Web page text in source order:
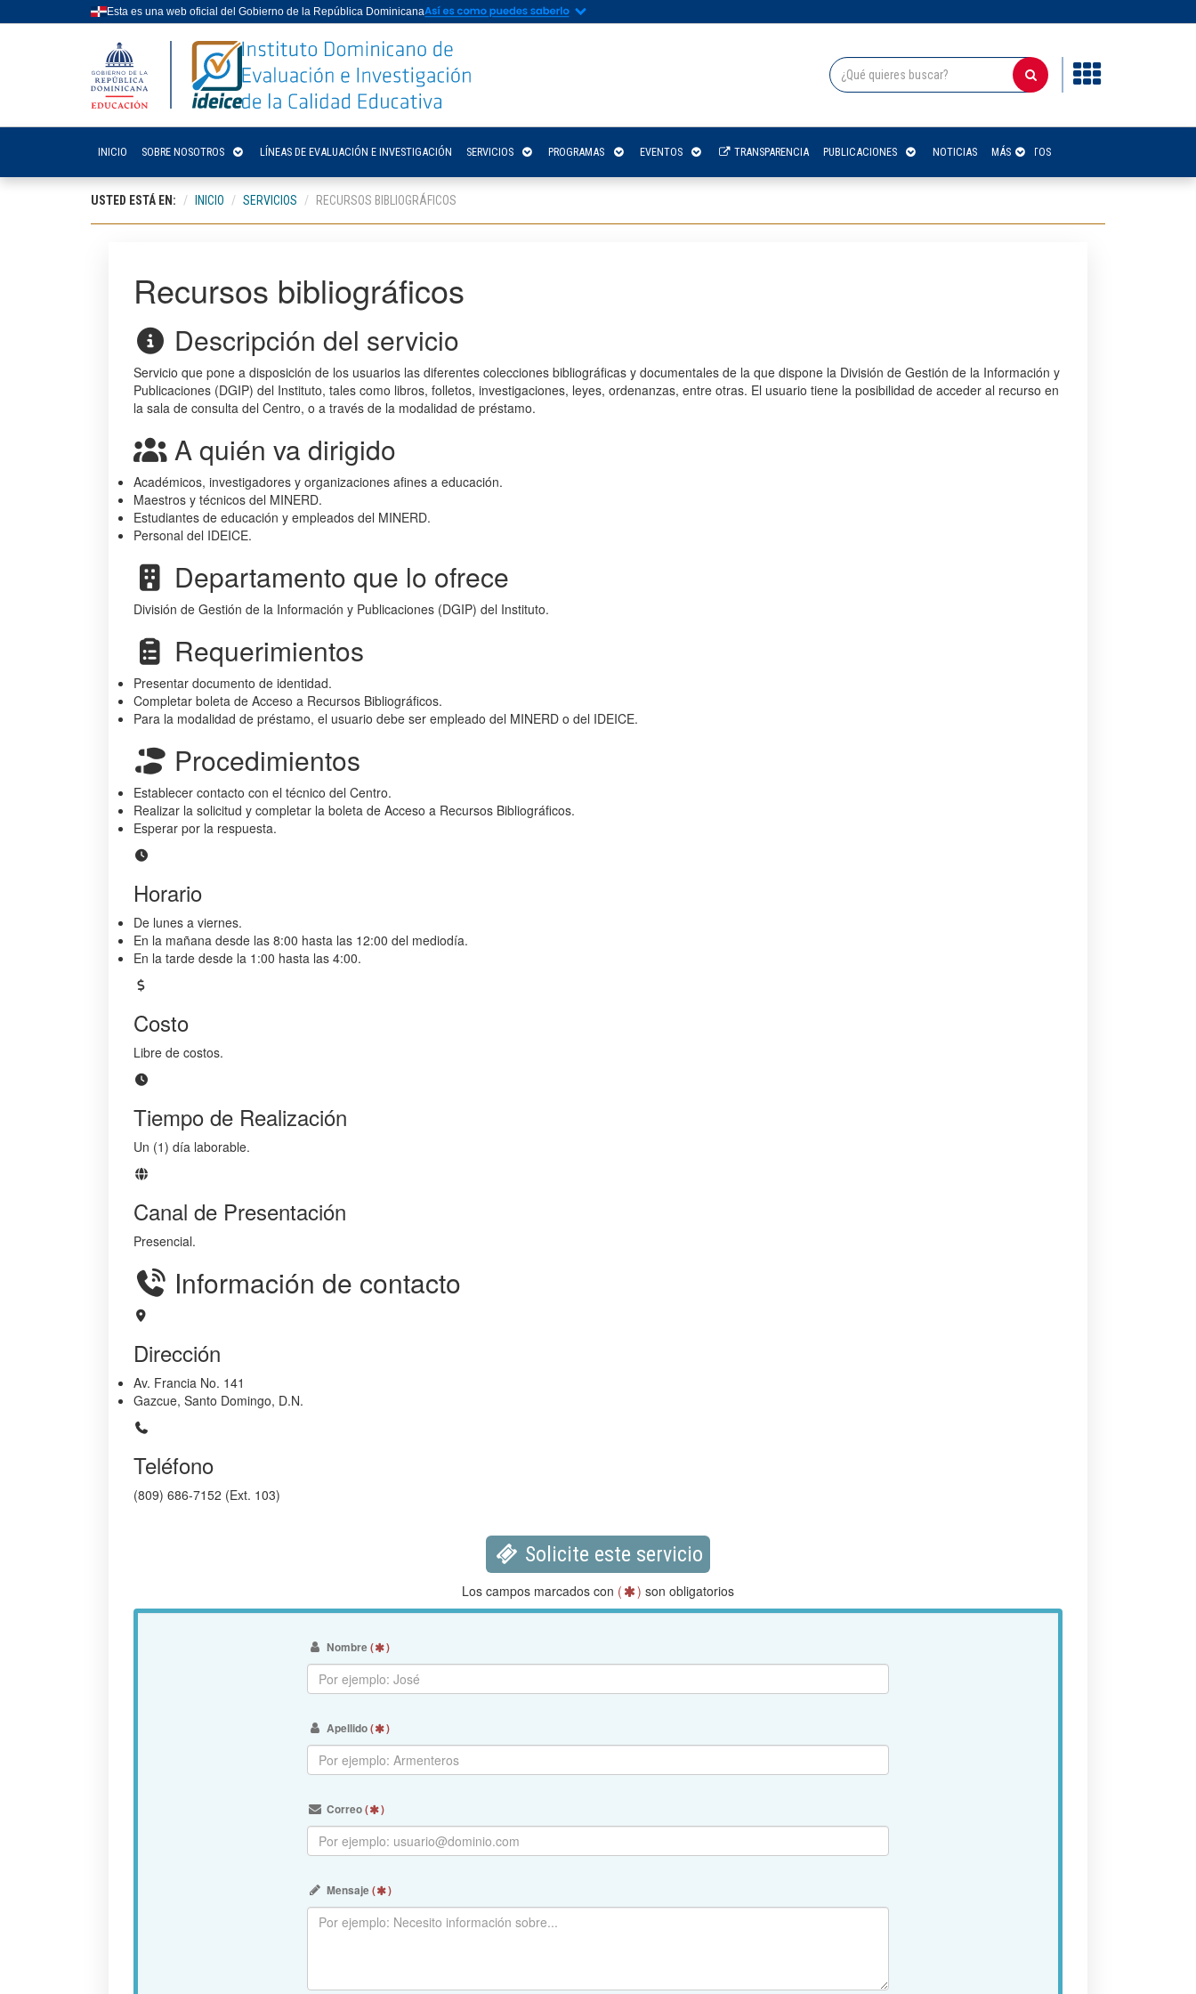
Esta es una web oficial del Gobierno de la República Dominicana
INICIO SOBRE NOSOTROS LÍNEAS DE EVALUACIÓN E INVESTIGACIÓN SERVICIOS PROGRAMAS EVENTOS TRANSPARENCIA PUBLICACIONES NOTICIAS CONTACTOS
MÁS
USTED ESTÁ EN: INICIO SERVICIOS RECURSOS BIBLIOGRÁFICOS
Recursos bibliográficos
Descripción del servicio
Servicio que pone a disposición de los usuarios las diferentes colecciones bibliográficas y documentales de la que dispone la División de Gestión de la Información y
Publicaciones (DGIP) del Instituto, tales como libros, folletos, investigaciones, leyes, ordenanzas, entre otras. El usuario tiene la posibilidad de acceder al recurso en
la sala de consulta del Centro, o a través de la modalidad de préstamo.
A quién va dirigido
Académicos, investigadores y organizaciones afines a educación.
Maestros y técnicos del MINERD.
Estudiantes de educación y empleados del MINERD.
Personal del IDEICE.
Departamento que lo ofrece
División de Gestión de la Información y Publicaciones (DGIP) del Instituto.
Requerimientos
Presentar documento de identidad.
Completar boleta de Acceso a Recursos Bibliográficos.
Para la modalidad de préstamo, el usuario debe ser empleado del MINERD o del IDEICE.
Procedimientos
Establecer contacto con el técnico del Centro.
Realizar la solicitud y completar la boleta de Acceso a Recursos Bibliográficos.
Esperar por la respuesta.
Horario
De lunes a viernes.
En la mañana desde las 8:00 hasta las 12:00 del mediodía.
En la tarde desde la 1:00 hasta las 4:00.
Costo
Libre de costos.
Tiempo de Realización
Un (1) día laborable.
Canal de Presentación
Presencial.
Información de contacto
Dirección
Av. Francia No. 141
Gazcue, Santo Domingo, D.N.
Teléfono
(809) 686-7152 (Ext. 103)
Solicite este servicio
Los campos marcados con ( ) son obligatorios
Nombre( )
Apellido( )
Correo( )
Mensaje( )